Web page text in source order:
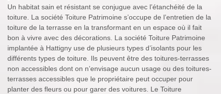
Un habitat sain et résistant se conjugue avec l’étanchéité de la
toiture. La société Toiture Patrimoine s’occupe de l’entretien de la
toiture de la terrasse en la transformant en un espace où il fait
bon à vivre avec des décorations. La société Toiture Patrimoine
implantée à Hattigny use de plusieurs types d’isolants pour les
différents types de toiture. Ils peuvent être des toitures-terrasses
non accessibles dont on n’envisage aucun usage ou des toitures-
terrasses accessibles que le propriétaire peut occuper pour
planter des fleurs ou pour garer des voitures. Le Toiture